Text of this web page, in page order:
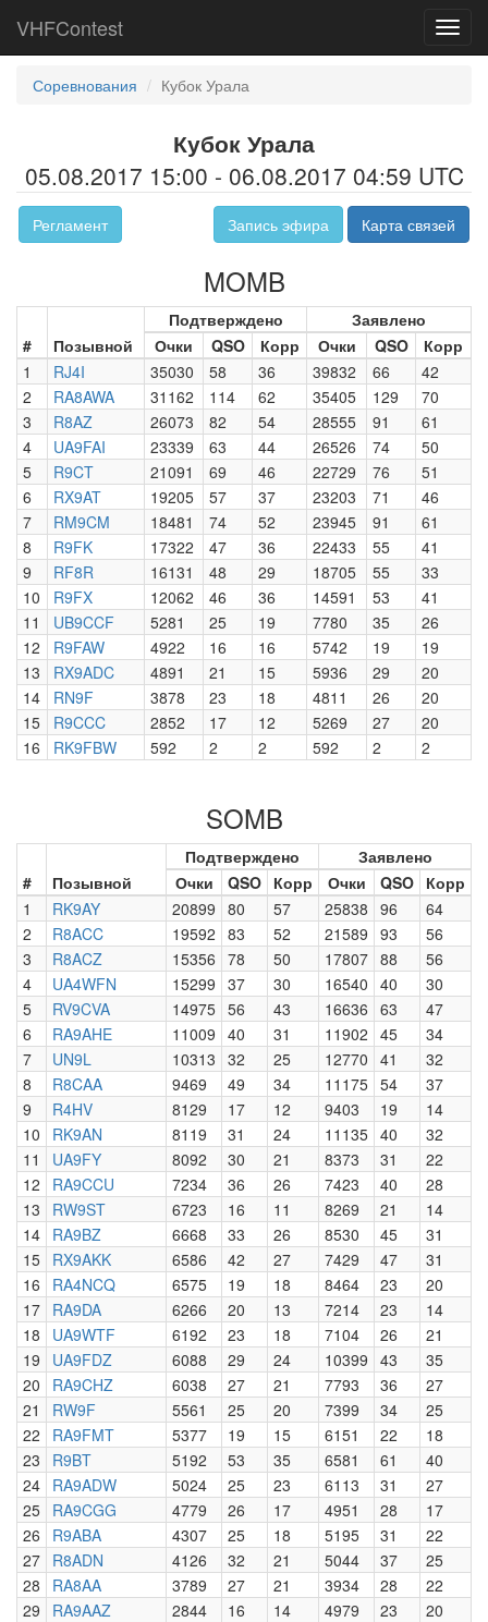
VHFContest
Соревнования Кубок Урала
Кубок Урала
05.08.2017 15:00 - 06.08.2017 04:59 UTC
Регламент Карта связей
Запись эфира
MOMB
# Позывной
Подтверждено
Заявлено
Очки
QSO Корр Очки QSO
Корр
1
RJ4I 35030 58 36 39832 66
42
2
RA8AWA 31162 114 62 35405 129
70
3
R8AZ 26073 82 54 28555 91
61
4
UA9FAI 23339 63 44 26526 74
50
5
R9CT 21091 69 46 22729 76
51
6
RX9AT 19205 57 37 23203 71
46
7
RM9CM 18481 74 52 23945 91
61
8
R9FK 17322 47 36 22433 55
41
9
RF8R 16131 48 29 18705 55
33
10
R9FX 12062 46 36 14591 53
41
11
UB9CCF 5281 25 19 7780 35
26
12
R9FAW 4922 16 16 5742 19
19
13
RX9ADC 4891 21 15 5936 29
20
14
RN9F 3878 23 18 4811 26
20
15
R9CCC 2852 17 12 5269 27
20
16
RK9FBW 592 2 2 592 2 2
SOMB
# Позывной
Подтверждено
Заявлено
Очки
QSO Корр Очки QSO Корр
1
RK9AY 20899 80 57 25838 96
64
2
R8ACC 19592 83 52 21589 93
56
3
R8ACZ 15356 78 50 17807 88
56
4
UA4WFN 15299 37 30 16540 40
30
5
RV9CVA 14975 56 43 16636 63
47
6
RA9AHE 11009 40 31 11902 45
34
7
UN9L 10313 32 25 12770 41
32
8
R8CAA 9469 49 34 11175 54
37
9
R4HV 8129 17 12 9403 19
14
10
RK9AN 8119 31 24 11135 40
32
11
UA9FY 8092 30 21 8373 31
22
12
RA9CCU 7234 36 26 7423 40
28
13
RW9ST 6723 16 11 8269 21
14
14 RA9BZ 6668 33 26 8530 45
31
15 RX9AKK 6586 42 27 7429 47
31
16
RA4NCQ 6575 19 18 8464 23
20
17 RA9DA 6266 20 13 7214 23
14
18
UA9WTF 6192 23 18 7104 26
21
19
UA9FDZ 6088 29 24 10399 43
35
20
RA9CHZ 6038 27 21 7793 36
27
21
RW9F 5561 25 20 7399 34
25
22
RA9FMT 5377 19 15 6151 22
18
23
R9BT 5192 53 35 6581 61
40
24 RA9ADW 5024 25 23 6113 31
27
25 RA9CGG 4779 26 17 4951 28
17
26
R9ABA 4307 25 18 5195 31
22
27 R8ADN 4126 32 21 5044 37
25
28
RA8AA 3789 27 21 3934 28
22
29
RA9AAZ 2844 16 14 4979 23
20